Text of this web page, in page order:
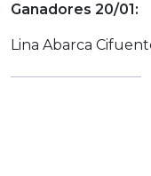
Ganadores 20/01:
Lina Abarca